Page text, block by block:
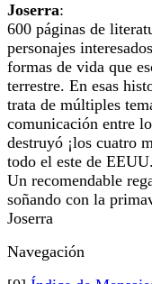
Joserra:
600 páginas de
personajes
formas de vida que
terrestre. En esas
trata de múltiples
comunicación entre
destruyó ¡los cuatro
todo el este de EEUU.
Un recomendable
soñando con la
Joserra
Navegación